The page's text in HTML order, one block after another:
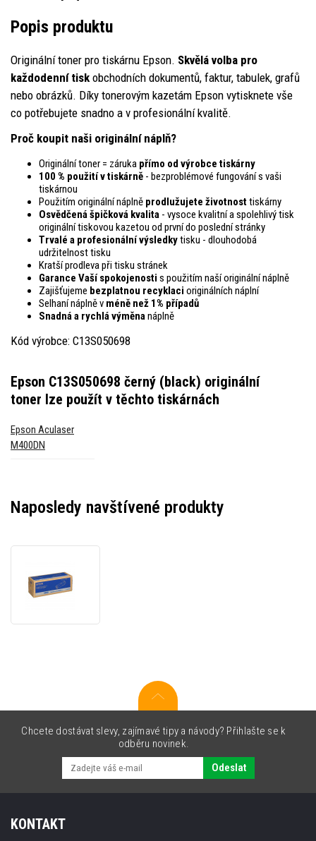
Popis produktu
Originální toner pro tiskárnu Epson. Skvělá volba pro
každodenní tisk obchodních dokumentů, faktur, tabulek, grafů
nebo obrázků. Díky tonerovým kazetám Epson vytisknete vše
co potřebujete snadno a v profesionální kvalitě.
Proč koupit naši originální náplň?
Originální toner = záruka přímo od výrobce tiskárny
100 % použití v tiskárně - bezproblémové fungování s vaši
tiskárnou
Použitím originální náplně prodlužujete životnosttiskárny
Osvědčená špičková kvalita - vysoce kvalitní a spolehlivý tisk
originální tiskovou kazetou od první do poslední stránky
Trvalé a profesionální výsledkytisku - dlouhodobá
udržitelnost tisku
Kratší prodleva při tisku stránek
Garance Vaší spokojenosti s použitím naší originální náplně
Zajišťujeme bezplatnou recyklaci originálních náplní
Selhaní náplně v méně než 1% případů
Snadná a rychlá výměnanáplně
Kód výrobce: C13S050698
Epson C13S050698 černý (black) originální
toner lze použít v těchto tiskárnách
Epson Aculaser
M400DN
Naposledy navštívené produkty
originální
Chcete dostávat slevy, zajímavé tipy a návody? Přihlašte se k
odběru novinek.
Odeslat
KONTAKT